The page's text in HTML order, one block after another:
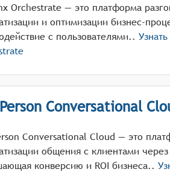
Orchestrate — это платформа
и оптимизации бизнес-
с пользователями..
Conversational
Conversational Cloud — это
общения с клиентами
конверсию и ROI бизнеса..